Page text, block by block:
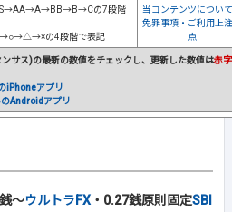
の7段階
の4段階で表記
当コンテンツについ
免罪事項・ご利用上
点
サス)の最新の数値をチェックし、更新した数値は赤字
iPhoneアプリ
Androidアプリ
～ウルトラFX・0.27銭原則固定SBI